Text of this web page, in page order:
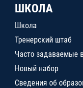
ШКОЛА
Школа
Тренерский штаб
Часто задаваемые
Новый набор
Сведения об